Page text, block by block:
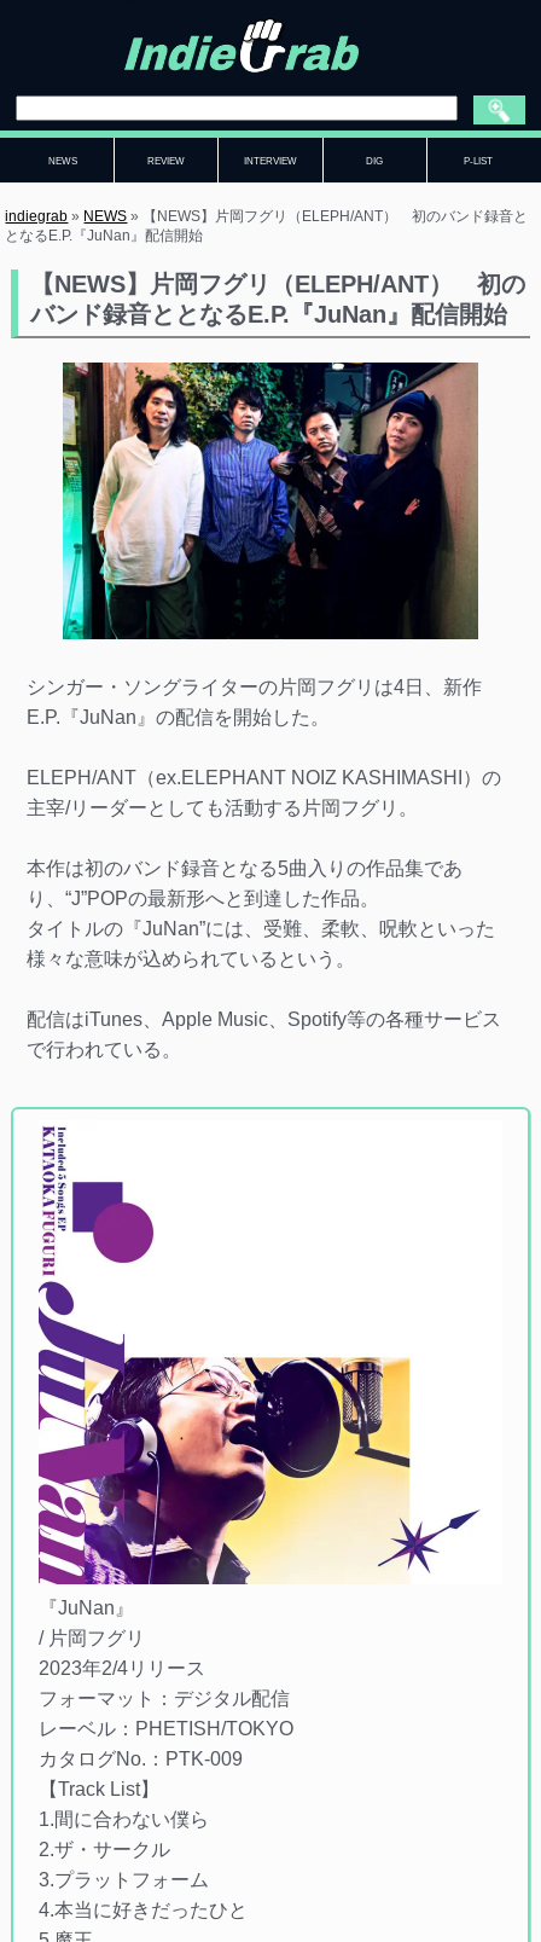
NEWS REVIEW INTERVIEW DIG P-LIST
indiegrab » NEWS »
【NEWS】片岡フグリ（ELEPH/ANT） 初のバンド録音と
となるE.P.『JuNan』配信開始
【NEWS】片岡フグリ（ELEPH/ANT） 初の
バンド録音ととなるE.P.『JuNan』配信開始
シンガー・ソングライターの片岡フグリは4日、新作
E.P.『JuNan』の配信を開始した。
ELEPH/ANT（ex.ELEPHANT NOIZ KASHIMASHI）の
主宰/リーダーとしても活動する片岡フグリ。
本作は初のバンド録音となる5曲入りの作品集であ
り、“J”POPの最新形へと到達した作品。
タイトルの『JuNan”には、受難、柔軟、呪軟といった
様々な意味が込められているという。
配信はiTunes、Apple Music、Spotify等の各種サービス
で行われている。
『JuNan』
/ 片岡フグリ
2023年2/4リリース
フォーマット：デジタル配信
レーベル：PHETISH/TOKYO
カタログNo.：PTK-009
【Track List】
1.間に合わない僕ら
2.ザ・サークル
3.プラットフォーム
4.本当に好きだったひと